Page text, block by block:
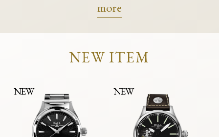
more
NEW ITEM
NEW NEW